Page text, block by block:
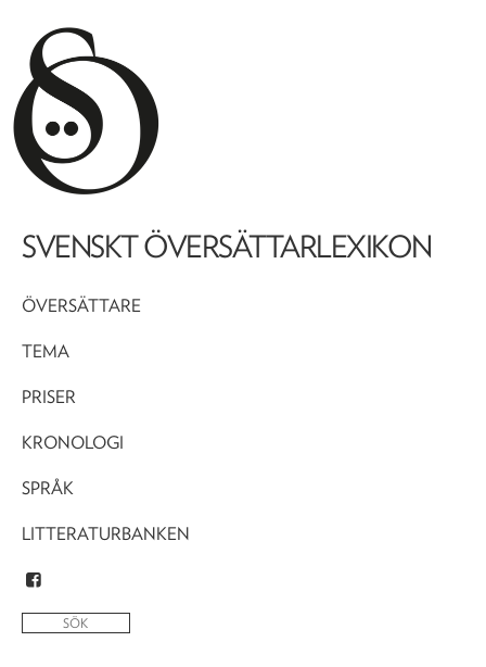
SVENSKT ÖVERSÄTTARLEXIKON
ÖVERSÄTTARE
TEMA
PRISER
KRONOLOGI
SPRÅK
LITTERATURBANKEN